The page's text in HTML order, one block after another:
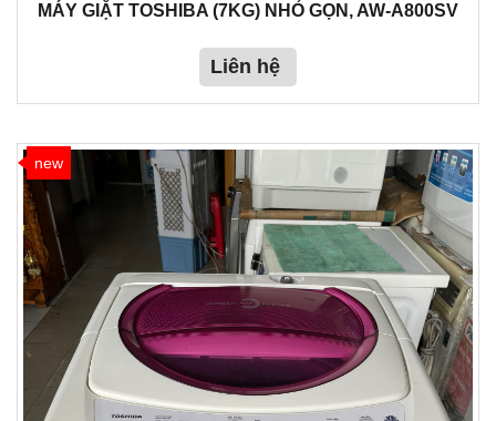
MÁY GIẶT TOSHIBA (7KG) NHỎ GỌN, AW-A800SV
Liên hệ
new